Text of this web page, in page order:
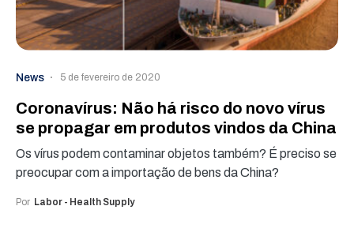
News 5 de fevereiro de 2020
Coronavírus: Não há risco do novo vírus
se propagar em produtos vindos da China
Os vírus podem contaminar objetos também? É preciso se
preocupar com a importação de bens da China?
Por Labor - Health Supply